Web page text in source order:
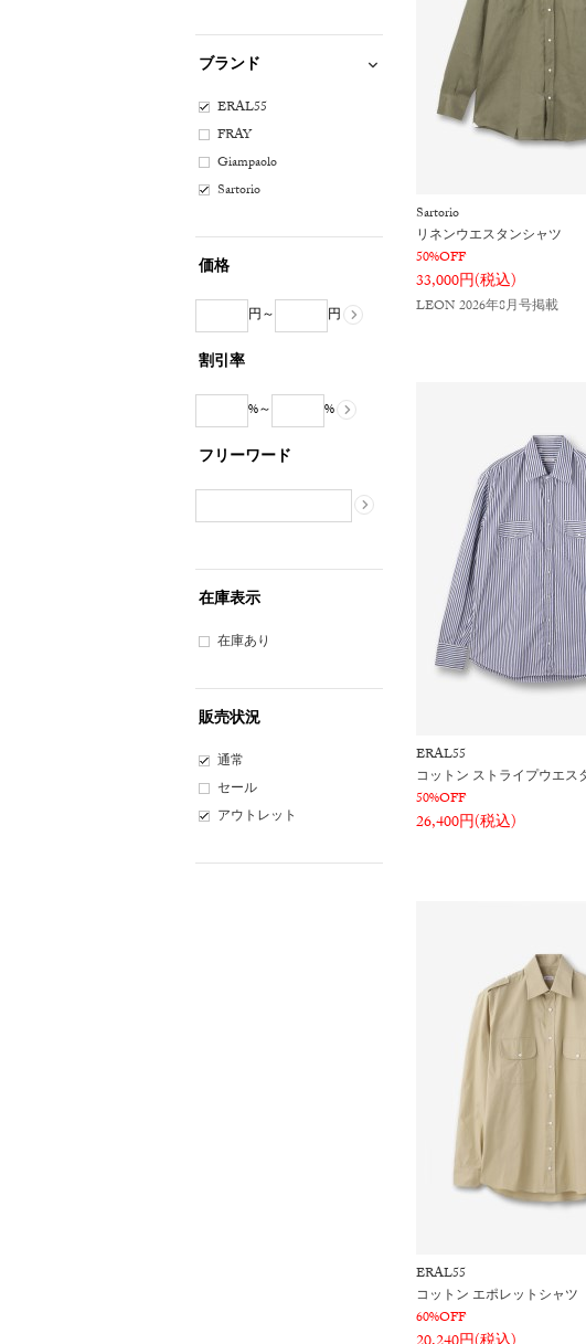
ワ
ト
ー
ジ
ュ
ッ
ド
ル
ラ
ー
ブランド
ERAL55
FRAY
Giampaolo
Sartorio
価格
円～ 円
割引率
%～ %
フリーワード
在庫表示
在庫あり
販売状況
通常
セール
アウトレット
Sartorio
リネンウエスタンシャツ
50%OFF
33,000円(税込)
LEON 2026年8月号掲載
ERAL55
コットン ストライプウエス
50%OFF
26,400円(税込)
ERAL55
コットン エポレットシャツ
60%OFF